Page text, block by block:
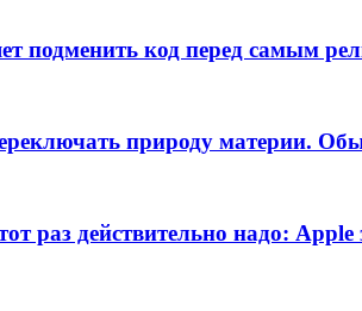
подменить код перед самым
природу материи.
раз действительно надо: